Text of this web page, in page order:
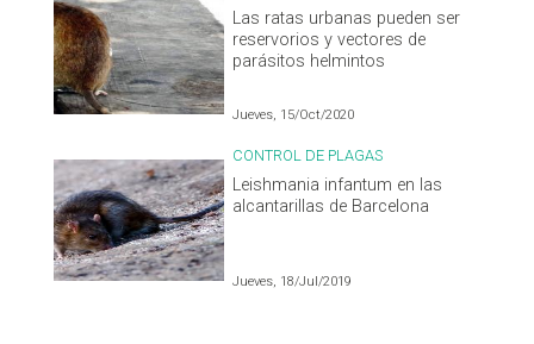
Las ratas urbanas pueden ser
reservorios y vectores de
parásitos helmintos
Jueves, 15/Oct/2020
CONTROL DE PLAGAS
Leishmania infantum en las
alcantarillas de Barcelona
Jueves, 18/Jul/2019